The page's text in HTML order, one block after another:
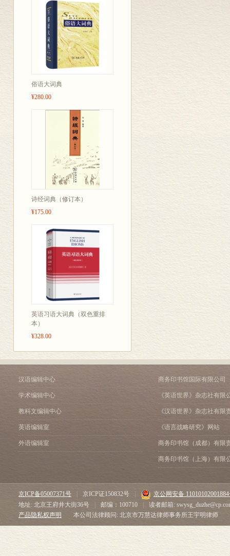
俗语大词典
¥280.00
诗经词典（修订本）
¥175.00
英语习语大词典（双色重排
本）
¥328.00
汉语编辑中心
学术编辑中心
教科文编辑中心
英语编辑室
外语编辑室
商务印书馆国际有限公司
《英语世界》杂志社有限
《汉语世界》杂志社有限
《语言战略研究》网站
商务印书馆（成都）有限
商务印书馆（上海）有限
京ICP备05007371号 京ICP证150832号
京公网安备
地址: 北京王府井大街36号
邮编：100710
读者邮箱:
产品隐私权声明
本公司法律顾问: 北京市万慧达律师事务所王宇明律师